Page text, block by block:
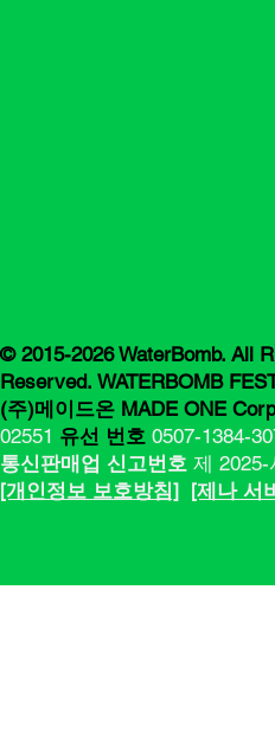
© 2015-2026 WaterBomb. All
Reserved. WATERBOMB
(주)메이드온 MADE ONE
02551 유선 번호 0507-1384-
통신판매업 신고번호 제 2025-
[​​개인정보 보호방침] [제나 서